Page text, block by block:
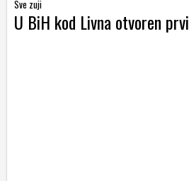
Sve zuji
U BiH kod Livna otvoren